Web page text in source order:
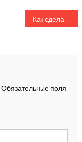
Как сделать портфолио фотографа: пошаговое руководство
Обязательные поля